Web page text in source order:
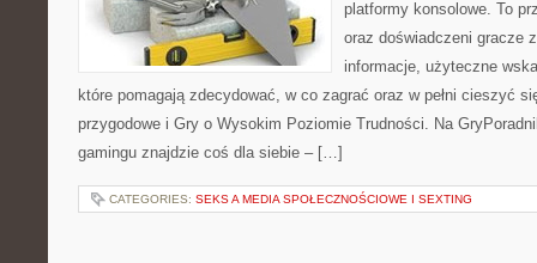
platformy konsolowe. To
oraz doświadczeni gracze
informacje, użyteczne
które pomagają zdecydować, w co zagrać oraz w pełni cieszyć
przygodowe i Gry o Wysokim Poziomie Trudności. Na
gamingu znajdzie coś dla siebie – […]
CATEGORIES: SEKS A MEDIA SPOŁECZNOŚCIOWE I SEXTING